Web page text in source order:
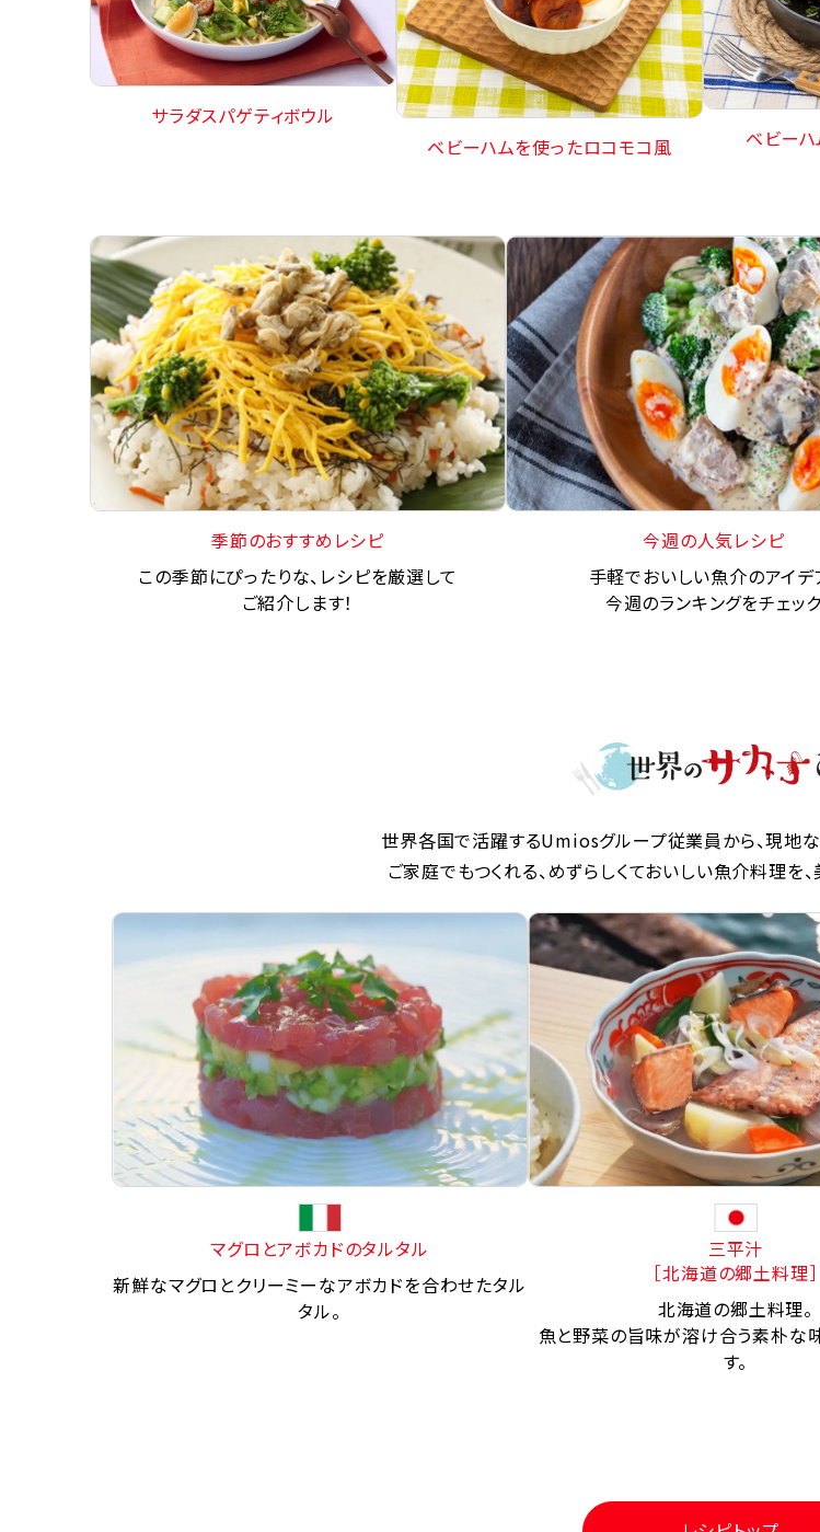
サラダスパゲティボウル
ベビーハムを使ったロコモコ風
ベビーハ
季節のおすすめレシピ
この季節にぴったりな、レシピを厳選して
ご紹介します！
今週の人気レシピ
手軽でおいしい魚介のアイデ
今週のランキングをチェック
世界各国で活躍するUmiosグループ従業員から、現地
ご家庭でもつくれる、めずらしくておいしい魚介料理を
マグロとアボカドのタルタル
新鮮なマグロとクリーミーなアボカドを合わせたタル
タル。
三平汁
［北海道の郷土料理］
北海道の郷土料理。
魚と野菜の旨味が溶け合う素朴な
す。